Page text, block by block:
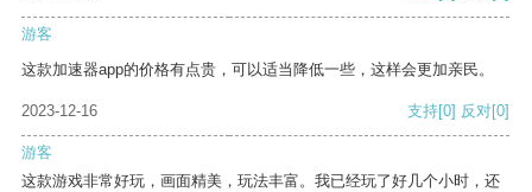
游客
这款加速器app的价格有点贵，可以适当降低一些，这样会更加亲民。
2023-12-16 支持[0] 反对[0]
游客
这款游戏非常好玩，画面精美，玩法丰富。我已经玩了好几个小时，还